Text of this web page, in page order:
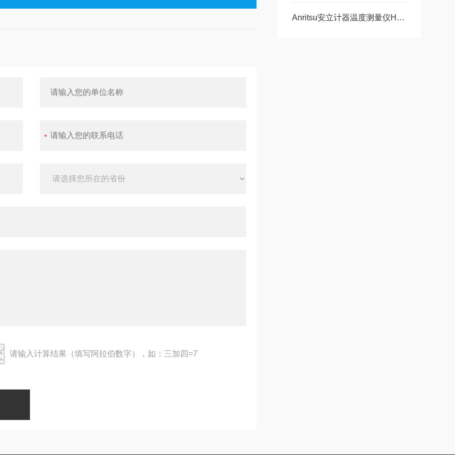
Anritsu安立计器温度测量仪HR-1100现货30台
请输入计算结果（填写阿拉伯数字），如：三加四=7